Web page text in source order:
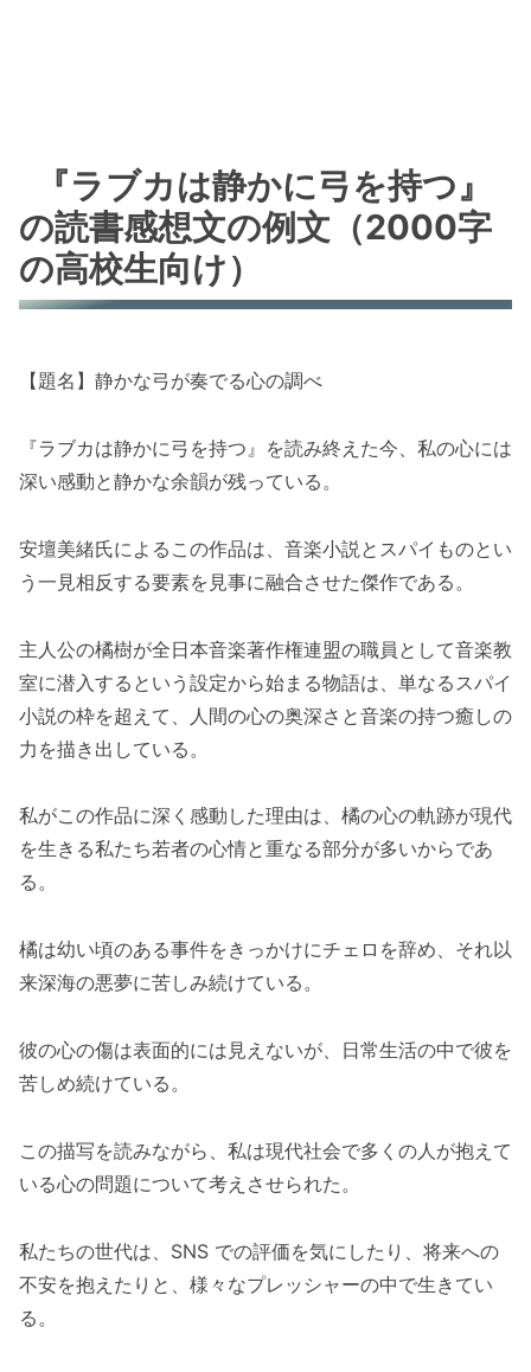
『ラブカは静かに弓を持つ』
の読書感想文の例文（2000字
の高校生向け）
【題名】静かな弓が奏でる心の調べ
『ラブカは静かに弓を持つ』を読み終えた今、私の心には
深い感動と静かな余韻が残っている。
安壇美緒氏によるこの作品は、音楽小説とスパイものとい
う一見相反する要素を見事に融合させた傑作である。
主人公の橘樹が全日本音楽著作権連盟の職員として音楽教
室に潜入するという設定から始まる物語は、単なるスパイ
小説の枠を超えて、人間の心の奥深さと音楽の持つ癒しの
力を描き出している。
私がこの作品に深く感動した理由は、橘の心の軌跡が現代
を生きる私たち若者の心情と重なる部分が多いからであ
る。
橘は幼い頃のある事件をきっかけにチェロを辞め、それ以
来深海の悪夢に苦しみ続けている。
彼の心の傷は表面的には見えないが、日常生活の中で彼を
苦しめ続けている。
この描写を読みながら、私は現代社会で多くの人が抱えて
いる心の問題について考えさせられた。
私たちの世代は、SNS での評価を気にしたり、将来への
不安を抱えたりと、様々なプレッシャーの中で生きてい
る。